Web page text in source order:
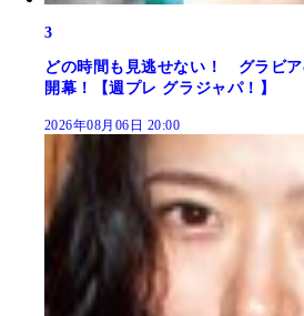
3
どの時間も見逃せない！ グラビ
開幕！【週プレ グラジャパ！】
2026年08月06日 20:00